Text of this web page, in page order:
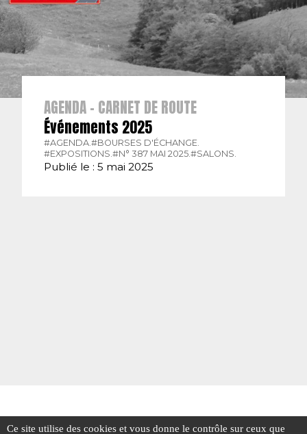
AGENDA - CARNET DE ROUTE
Événements 2025
#AGENDA. #BOURSES D'ÉCHANGE.
#EXPOSITIONS. #N° 387 MAI 2025. #SALONS.
Publié le : 5 mai 2025
Ce site utilise des cookies et vous donne le contrôle sur ceux que